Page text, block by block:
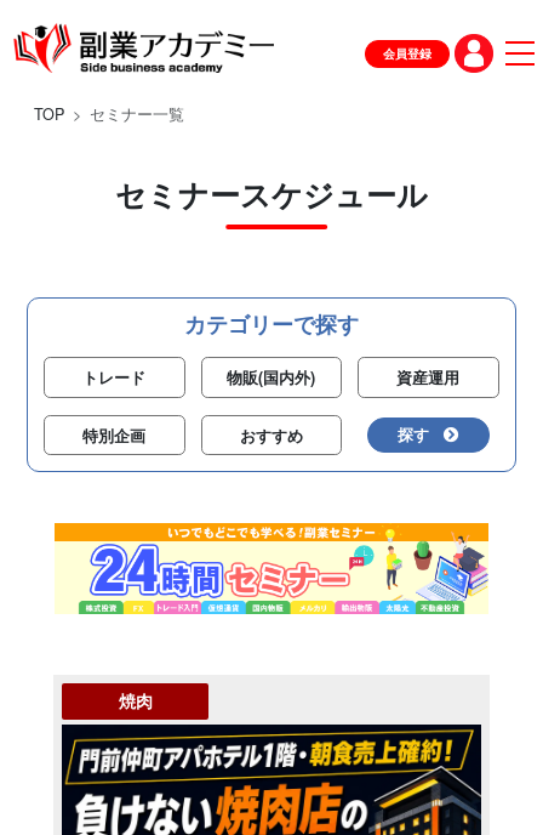
会員登録
TOP セミナー一覧
セミナースケジュール
カテゴリーで探す
トレード 物販(国内外) 資産運用
特別企画 おすすめ 探す
焼肉